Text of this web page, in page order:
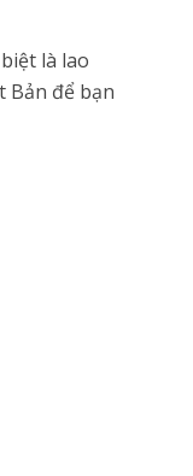
là lao
Bản để bạn